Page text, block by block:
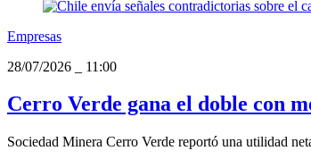
Empresas
28/07/2026
11:00
Cerro Verde gana el doble con
Sociedad Minera Cerro Verde reportó una utilidad